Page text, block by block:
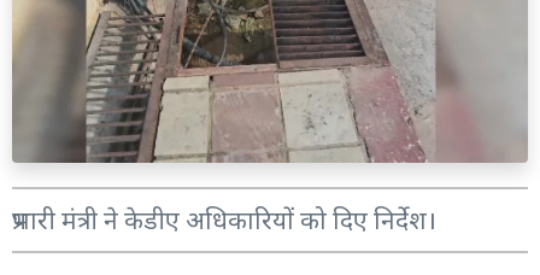
प्रभारी मंत्री ने केडीए अधिकारियों को दिए निर्देश।